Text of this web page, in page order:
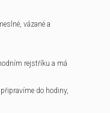
vázané a
rejstříku a má
do hodiny,